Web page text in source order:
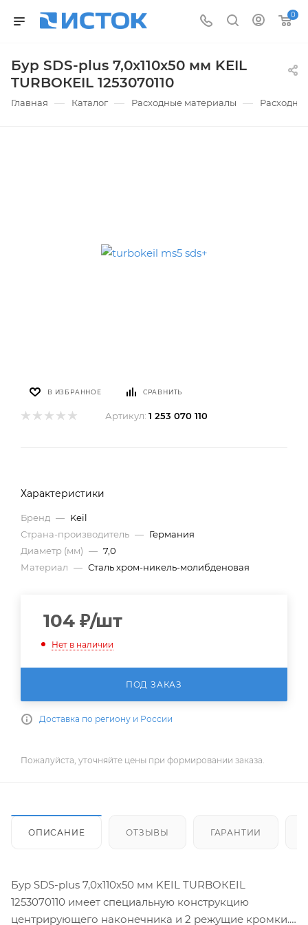
0
Бур SDS-plus 7,0х110х50 мм KEIL
TURBOКEIL 1253070110
Главная — Каталог — Расходные материалы —
В ИЗБРАННОЕ СРАВНИТЬ
Артикул: 1 253 070 110
Характеристики
Бренд — Keil
Страна-производитель — Германия
Диаметр (мм) — 7,0
Материал — Сталь хром-никель-молибденовая
104 ₽/шт
Нет в наличии
ПОД ЗАКАЗ
Доставка по региону и России
Пожалуйста, уточняйте цены при формировании заказа.
ОПИСАНИЕ ОТЗЫВЫ ГАРАНТИИ
Бур SDS-plus 7,0х110х50 мм KEIL TURBOКEIL
1253070110 имеет специальную конструкцию
центрирующего наконечника и 2 режущие кромки.